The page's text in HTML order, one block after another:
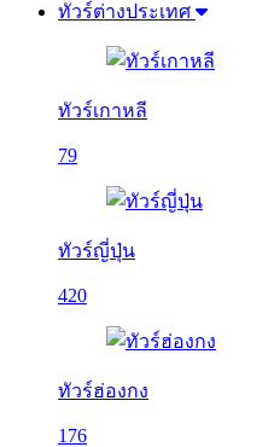
ทัวร์ต่างประเทศ
ทัวร์เกาหลี
79
ทัวร์ญี่ปุ่น
420
ทัวร์ฮ่องกง
176